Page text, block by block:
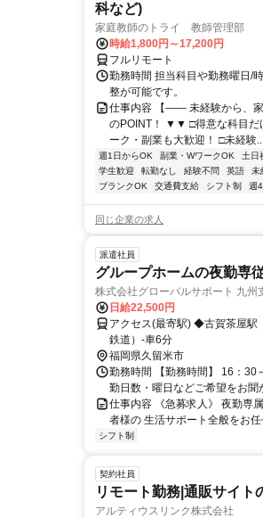
科など)
家庭教師のトライ 教師管理部
時給1,800円～17,200円
フルリモート
勤務時間 担当科目や勤務曜日/
整が可能です。
仕事内容 【―― 未経験から、
のPOINT！ ▼▼ □得意な科目だ
ーク・副業も大歓迎！ □未経験
週1日からOK 副業・WワークOK 土日
学生歓迎
転勤なし 経験不問 英語 未
ブランクOK
交通費支給 シフト制 週
同じ企業の求人
派遣社員
グループホームの夜勤専
株式会社グローバルサポート 九州
日給22,500円
アクセス(最寄駅) ◆古賀茶屋
鉄道）-車6分
福岡県久留米市
勤務時間 【勤務時間】 16：
勤日数・曜日などご希望をお
仕事内容 《急募求人》 夜勤専
者様の 生活サポート全般をお
シフト制
契約社員
リモート勤務|通販サイト
アルティウスリンク株式会社